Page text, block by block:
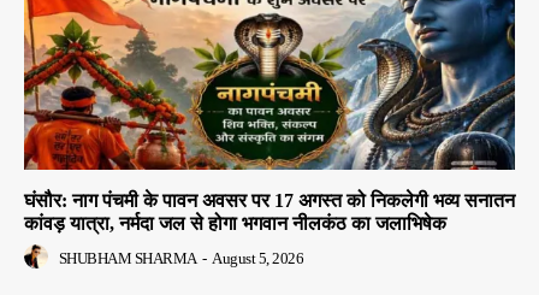
घंसौर: नाग पंचमी के पावन अवसर पर 17 अगस्त को निकलेगी भव्य सनातन
कांवड़ यात्रा, नर्मदा जल से होगा भगवान नीलकंठ का जलाभिषेक
SHUBHAM SHARMA - August 5, 2026